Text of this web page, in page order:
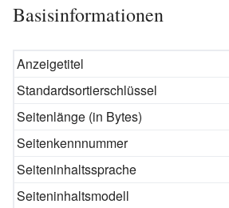
Basisinformationen
Anzeigetitel
Standardsortierschlüssel
Seitenlänge (in Bytes)
Seitenkennnummer
Seiteninhaltssprache
Seiteninhaltsmodell